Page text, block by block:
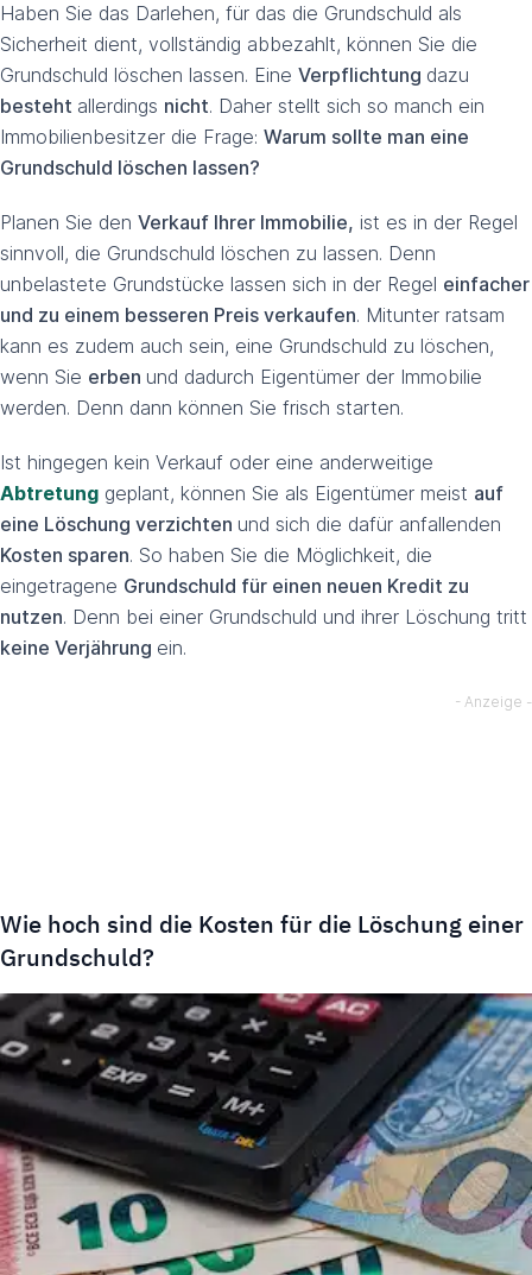
Haben Sie das Darlehen, für das die Grundschuld als
Sicherheit dient, vollständig abbezahlt, können Sie die
Grundschuld löschen lassen. Eine Verpflichtung dazu
besteht allerdings nicht. Daher stellt sich so manch ein
Immobilienbesitzer die Frage: Warum sollte man eine
Grundschuld löschen lassen?
Planen Sie den Verkauf Ihrer Immobilie, ist es in der Regel
sinnvoll, die Grundschuld löschen zu lassen. Denn
unbelastete Grundstücke lassen sich in der Regel einfacher
und zu einem besseren Preis verkaufen. Mitunter ratsam
kann es zudem auch sein, eine Grundschuld zu löschen,
wenn Sie erben und dadurch Eigentümer der Immobilie
werden. Denn dann können Sie frisch starten.
Ist hingegen kein Verkauf oder eine anderweitige
Abtretung geplant, können Sie als Eigentümer meist auf
eine Löschung verzichten und sich die dafür anfallenden
Kosten sparen. So haben Sie die Möglichkeit, die
eingetragene Grundschuld für einen neuen Kredit zu
nutzen. Denn bei einer Grundschuld und ihrer Löschung tritt
keine Verjährung ein.
Wie hoch sind die Kosten für die Löschung einer
Grundschuld?